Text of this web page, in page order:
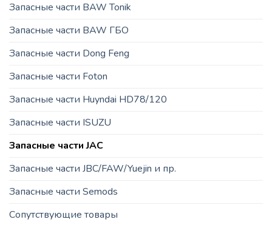
Запасные части BAW Tonik
Запасные части BAW ГБО
Запасные части Dong Feng
Запасные части Foton
Запасные части Huyndai HD78/120
Запасные части ISUZU
Запасные части JAC
Запасные части JBC/FAW/Yuejin и пр.
Запасные части Semods
Сопутствующие товары